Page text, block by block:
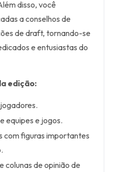
disso, você
a conselhos de
de draft, tornando-se
e entusiastas do
edição:
equipes e jogos.
com figuras importantes
colunas de opinião de